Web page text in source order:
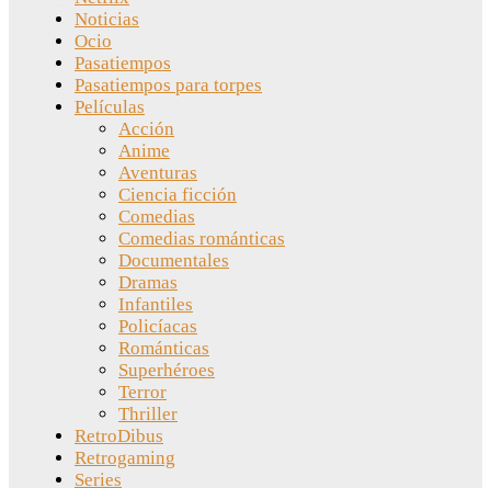
Noticias
Ocio
Pasatiempos
Pasatiempos para torpes
Películas
Acción
Anime
Aventuras
Ciencia ficción
Comedias
Comedias románticas
Documentales
Dramas
Infantiles
Policíacas
Románticas
Superhéroes
Terror
Thriller
RetroDibus
Retrogaming
Series